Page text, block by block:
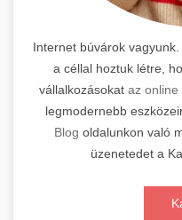
Internet búvárok vagyunk.
a céllal hoztuk létre,
vállalkozásokat az online
legmodernebb
Blog oldalunkon való
üzenetedet a